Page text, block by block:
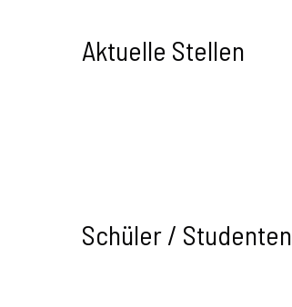
Aktuelle Stellen
Schüler / Studenten